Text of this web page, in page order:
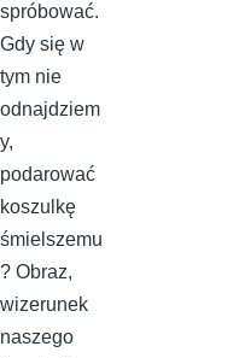
spróbować.
Gdy się w
tym nie
odnajdziem
y,
podarować
koszulkę
śmielszemu
? Obraz,
wizerunek
naszego